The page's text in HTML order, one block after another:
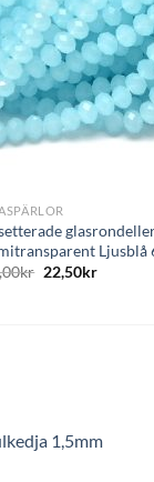
Ljusblå
kr 22,50kr
1,5mm